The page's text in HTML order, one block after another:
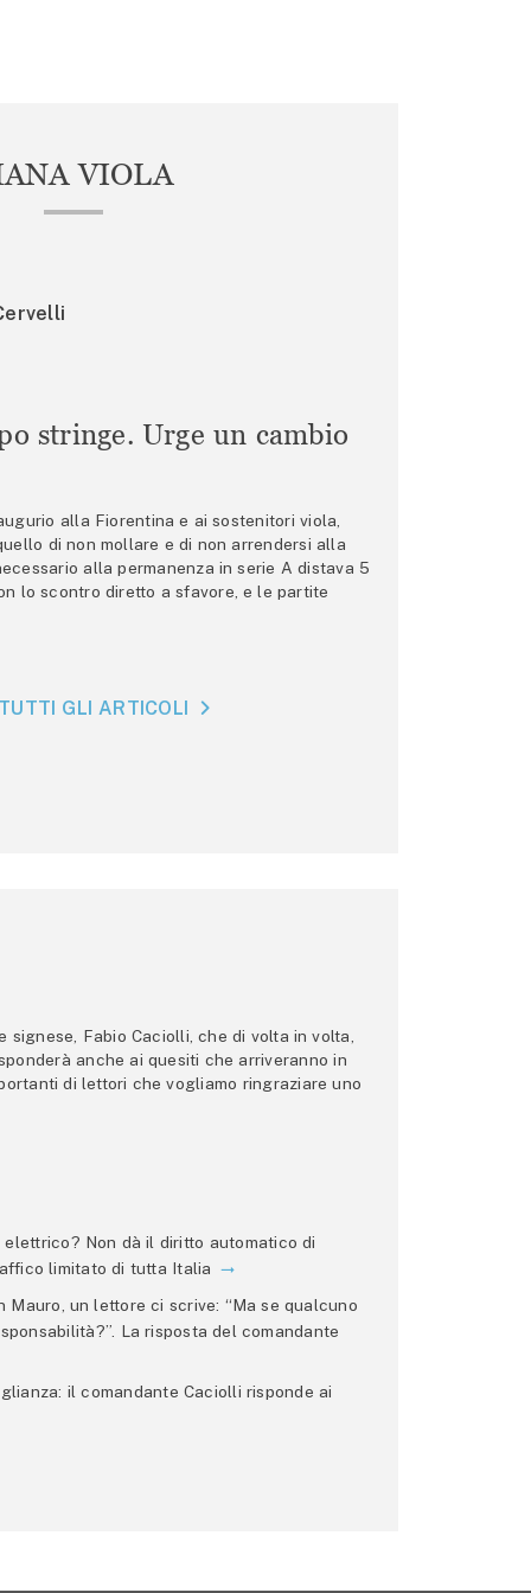
VIOLA
stringe. Urge un cambio
alla Fiorentina e ai sostenitori viola,
di non mollare e di non arrendersi alla
alla permanenza in serie A distava 5
lo scontro diretto a sfavore, e le partite
GLI ARTICOLI
Fabio Caciolli, che di volta in volta,
anche ai quesiti che arriveranno in
di lettori che vogliamo ringraziare uno
Non dà il diritto automatico di
limitato di tutta Italia
Mauro, un lettore ci scrive: “Ma se qualcuno
La risposta del comandante
il comandante Caciolli risponde ai